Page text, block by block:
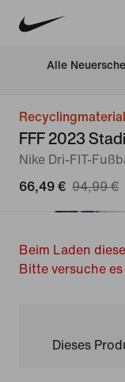
Alle
FFF 2023
Nike Dri-FIT-
66,49 € 94,99 €
Beim Laden
Bitte versuche
Dieses